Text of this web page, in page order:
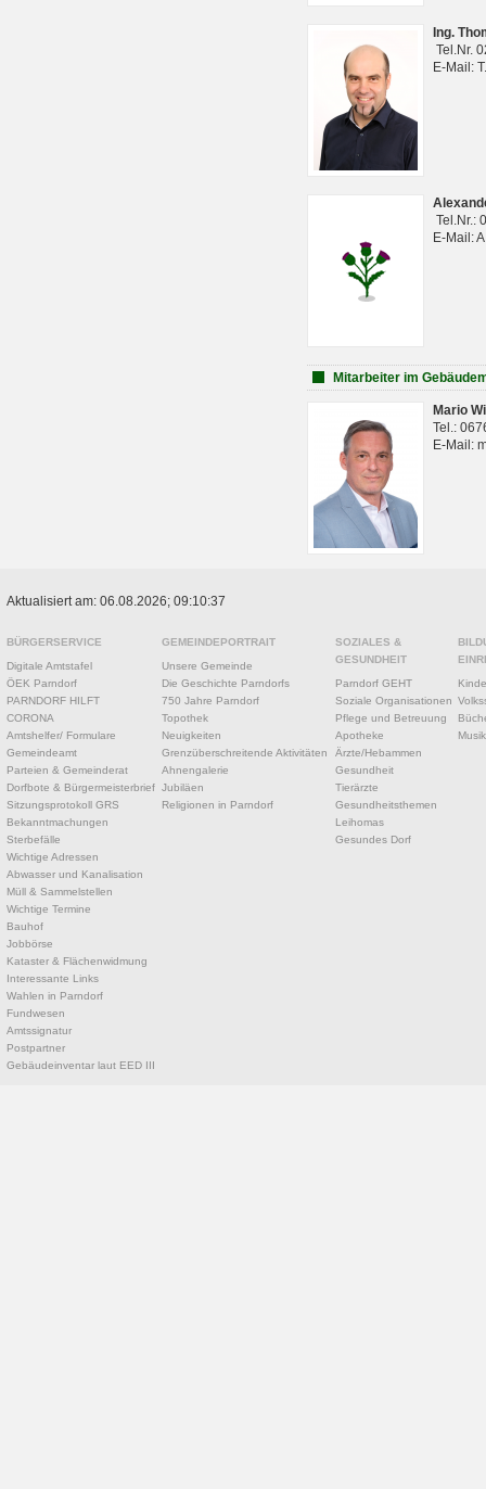
Ing.
Tel.Nr.
E-Mail:
Tel.Nr.:
E-Mail:
Mitarbeiter im
Mario
Tel.:
E-Mail:
Aktualisiert am: 06.08.2026; 09:10:37
BÜRGERSERVICE
Digitale Amtstafel
ÖEK Parndorf
PARNDORF HILFT
CORONA
Amtshelfer/ Formulare
Gemeindeamt
Parteien & Gemeinderat
Dorfbote & Bürgermeisterbrief
Sitzungsprotokoll GRS
Bekanntmachungen
Sterbefälle
Wichtige Adressen
Abwasser und Kanalisation
Müll & Sammelstellen
Wichtige Termine
Bauhof
Jobbörse
Kataster & Flächenwidmung
Interessante Links
Wahlen in Parndorf
Fundwesen
Amtssignatur
Postpartner
Gebäudeinventar laut EED III
GEMEINDEPORTRAIT
Unsere Gemeinde
Die Geschichte Parndorfs
750 Jahre Parndorf
Topothek
Neuigkeiten
Grenzüberschreitende Aktivitäten
Ahnengalerie
Jubiläen
Religionen in Parndorf
SOZIALES &
GESUNDHEIT
Parndorf GEHT
Soziale Organisationen
Pflege und Betreuung
Apotheke
Ärzte/Hebammen
Gesundheit
Tierärzte
Gesundheitsthemen
Leihomas
Gesundes Dorf